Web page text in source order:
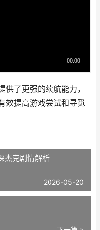
了更强的续航能力，
效提高游戏尝试和寻觅
杰克剧情解析
2026-05-20